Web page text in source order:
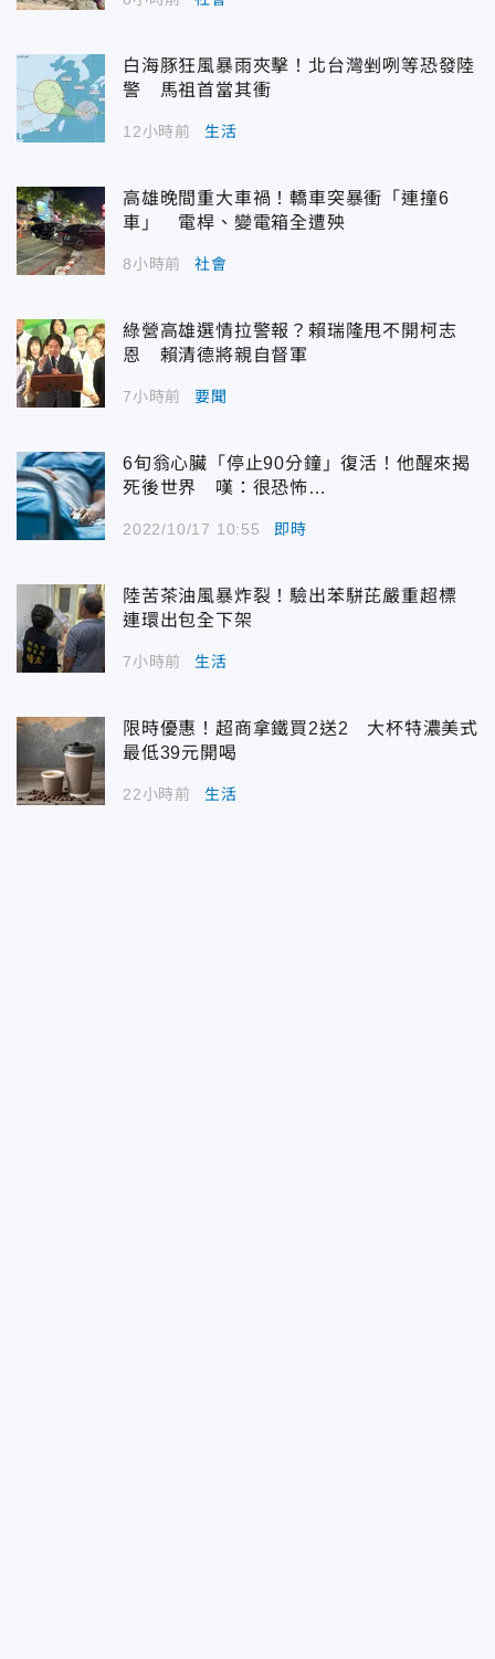
白海豚狂風暴雨夾擊！北台灣剉咧等恐發陸
警 馬祖首當其衝
12小時前 生活
高雄晚間重大車禍！轎車突暴衝「連撞6
車」 電桿、變電箱全遭殃
8小時前 社會
綠營高雄選情拉警報？賴瑞隆甩不開柯志
恩 賴清德將親自督軍
7小時前 要聞
6旬翁心臟「停止90分鐘」復活！他醒來揭
死後世界 嘆：很恐怖…
2022/10/17 10:55 即時
陸苦茶油風暴炸裂！驗出苯駢芘嚴重超標
連環出包全下架
7小時前 生活
限時優惠！超商拿鐵買2送2 大杯特濃美式
最低39元開喝
22小時前 生活